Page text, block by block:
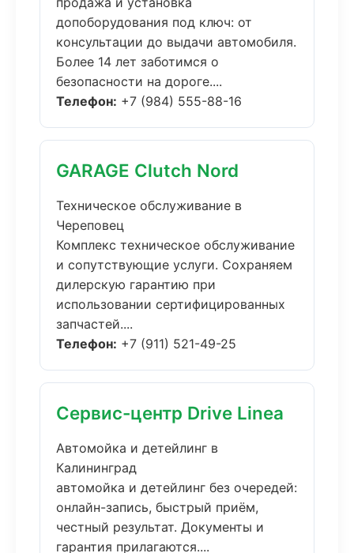
допоборудования под ключ: от
консультации до выдачи автомобиля.
Более 14 лет заботимся о
безопасности на дороге....
Телефон: +7 (984) 555-88-16
GARAGE Clutch Nord
Техническое обслуживание в
Череповец
Комплекс техническое обслуживание
и сопутствующие услуги. Сохраняем
дилерскую гарантию при
использовании сертифицированных
запчастей....
Телефон: +7 (911) 521-49-25
Сервис-центр Drive Linea
Автомойка и детейлинг в
Калининград
автомойка и детейлинг без очередей:
онлайн-запись, быстрый приём,
честный результат. Документы и
гарантия прилагаются....